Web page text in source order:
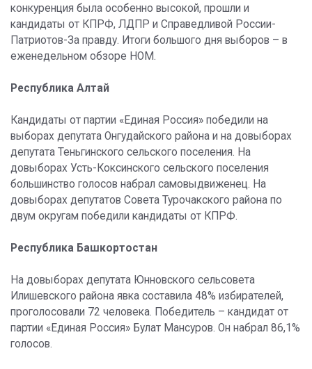
конкуренция была особенно высокой, прошли и
кандидаты от КПРФ, ЛДПР и Справедливой России-
Патриотов-За правду. Итоги большого дня выборов – в
еженедельном обзоре НОМ.
Республика Алтай
Кандидаты от партии «Единая Россия» победили на
выборах депутата Онгудайского района и на довыборах
депутата Теньгинского сельского поселения. На
довыборах Усть-Коксинского сельского поселения
большинство голосов набрал самовыдвиженец. На
довыборах депутатов Совета Турочакского района по
двум округам победили кандидаты от КПРФ.
Республика Башкортостан
На довыборах депутата Юнновского сельсовета
Илишевского района явка составила 48% избирателей,
проголосовали 72 человека. Победитель – кандидат от
партии «Единая Россия» Булат Мансуров. Он набрал 86,1%
голосов.